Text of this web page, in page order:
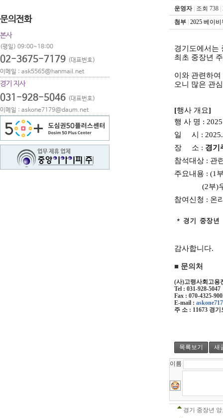
문의전화
본사
(평일) 09:00~18:00
02-3675-7179 (대표번호)
이메일 : ask5565@hanmail.net
경기 지사
031-928-5046 (대표번호)
이메일 : askone7179@daum.net
운영자 조회 738
첨부 2025 베이
경기도에서는
최초 중장년
이와 관련하
오니 많은 관
[행사 개요]
행 사 명 : 2025
일 시 :
장 소 : 경기
참석대상 : 관
주요내용 : (1
(2부)
참여신청 : 온
감사합니다.
■ 문의처
(사)고령사회고용
Tel : 031-928-5047
Fax : 070-4325-
E-mail :
주 소 : 11673 경기
목록보기 새
이름
경기 중장년